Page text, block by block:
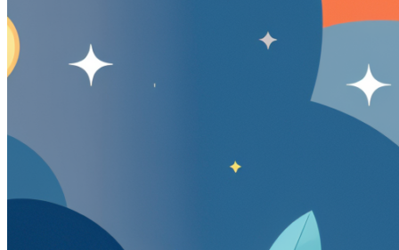
Поиск:
Тарифы и цены
Продукты
Холодные звонки
Обработка входящих заявок